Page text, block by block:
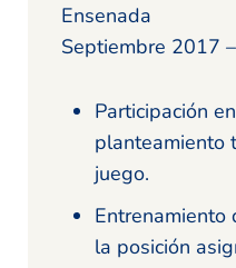
Ensenada
Septiembre 2017
Participación
planteamiento
juego.
Entrenamiento
la posición